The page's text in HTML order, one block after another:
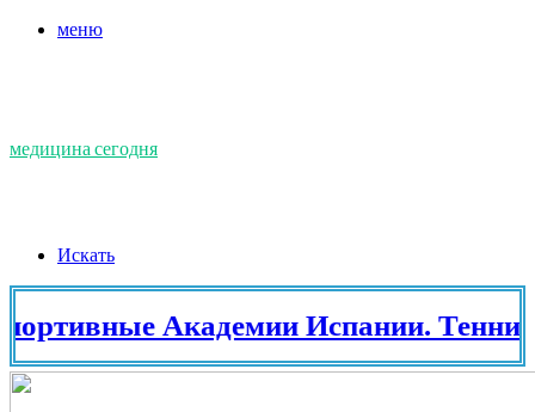
меню
медицина сегодня
Искать
Академии Испании. Теннис в